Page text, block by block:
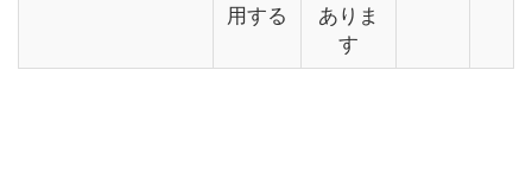
用する
ありま
す